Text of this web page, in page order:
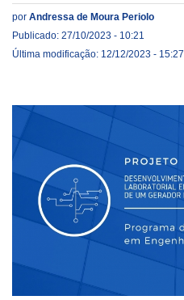
por Andressa de Moura Periolo
Publicado: 27/10/2023 - 10:21
Última modificação: 12/12/2023 - 15:27